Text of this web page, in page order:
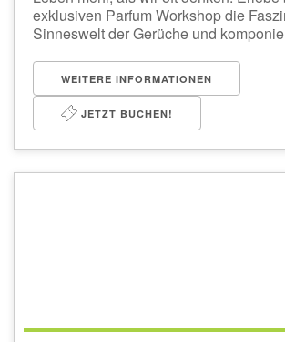
exklusiven Parfum Workshop die
Sinneswelt der Gerüche und
WEITERE INFORMATIONEN
JETZT BUCHEN!